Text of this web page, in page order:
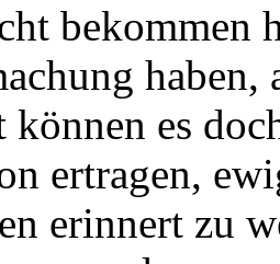
bekommen
können es
ertragen,
erinnert zu